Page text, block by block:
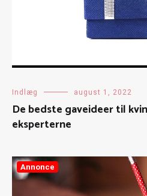
Indlæg august 1, 2022
De bedste gaveideer til
eksperterne
Annonce